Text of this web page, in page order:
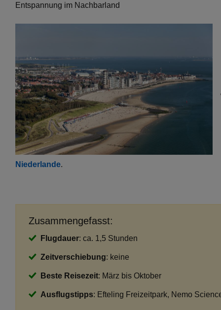
Entspannung im Nachbarland
Niederlande.
Zusammengefasst:
Flugdauer: ca. 1,5 Stunden
Zeitverschiebung: keine
Beste Reisezeit: März bis Oktober
Ausflugstipps: Efteling Freizeitpark, Nemo